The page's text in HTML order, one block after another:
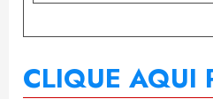
CLIQUE AQUI